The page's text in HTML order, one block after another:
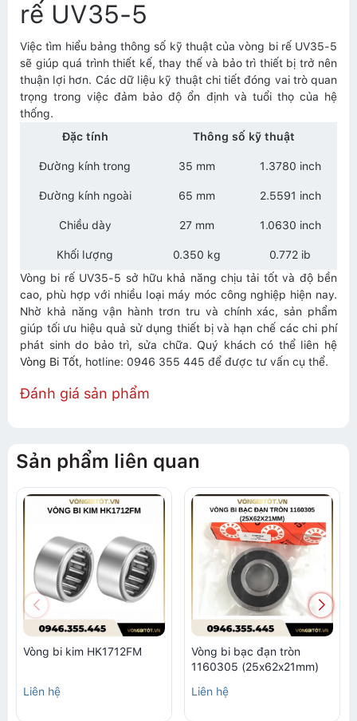
rế UV35-5
Việc tìm hiểu bảng thông số kỹ thuật của vòng bi rế UV35-5
sẽ giúp quá trình thiết kế, thay thế và bảo trì thiết bị trở nên
thuận lợi hơn. Các dữ liệu kỹ thuật chi tiết đóng vai trò quan
trọng trong việc đảm bảo độ ổn định và tuổi thọ của hệ
thống.
Đặc tính
Thông số kỹ thuật
Đường kính trong 35 mm 1.3780 inch
Đường kính ngoài 65 mm 2.5591 inch
Chiều dày 27 mm 1.0630 inch
Khối lượng 0.350 kg
0.772 ib
Vòng bi rế UV35-5 sở hữu khả năng chịu tải tốt và độ bền
cao, phù hợp với nhiều loại máy móc công nghiệp hiện nay.
Nhờ khả năng vận hành trơn tru và chính xác, sản phẩm
giúp tối ưu hiệu quả sử dụng thiết bị và hạn chế các chi phí
phát sinh do bảo trì, sửa chữa. Quý khách có thể liên hệ
Vòng Bi Tốt, hotline: 0946 355 445 để được tư vấn cụ thể.
Đánh giá sản phẩm
Sản phẩm liên quan
Vòng bi kim HK1712FM
Liên hệ
Vòng bi bạc đạn tròn
1160305 (25x62x21mm)
Liên hệ